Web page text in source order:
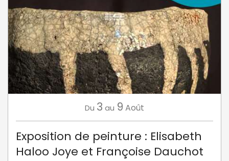
Du 3 au 9 Août
Exposition de peinture : Elisabeth
Haloo Joye et Françoise Dauchot